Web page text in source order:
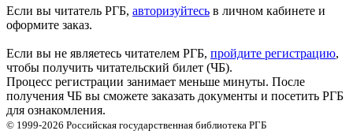
Если вы читатель РГБ, авторизуйтесь в личном кабинете и
оформите заказ.
Если вы не являетесь читателем РГБ, пройдите регистрацию,
чтобы получить читательский билет (ЧБ).
Процесс регистрации занимает меньше минуты. После
получения ЧБ вы сможете заказать документы и посетить РГБ
для ознакомления.
© 1999-2026 Российская государственная библиотека РГБ